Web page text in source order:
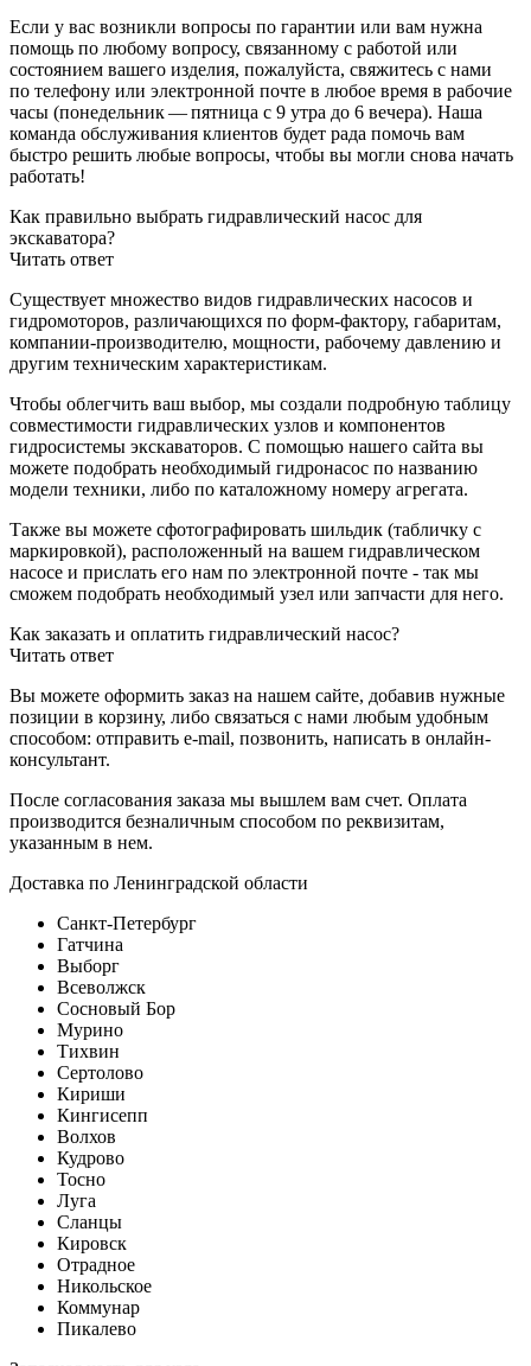
Если у вас возникли вопросы по гарантии или вам нужна
помощь по любому вопросу, связанному с работой или
состоянием вашего изделия, пожалуйста, свяжитесь с нами
по телефону или электронной почте в любое время в рабочие
часы (понедельник — пятница с 9 утра до 6 вечера). Наша
команда обслуживания клиентов будет рада помочь вам
быстро решить любые вопросы, чтобы вы могли снова начать
работать!
Как правильно выбрать гидравлический насос для
экскаватора?
Читать ответ
Существует множество видов гидравлических насосов и
гидромоторов, различающихся по форм-фактору, габаритам,
компании-производителю, мощности, рабочему давлению и
другим техническим характеристикам.
Чтобы облегчить ваш выбор, мы создали подробную таблицу
совместимости гидравлических узлов и компонентов
гидросистемы экскаваторов. С помощью нашего сайта вы
можете подобрать необходимый гидронасос по названию
модели техники, либо по каталожному номеру агрегата.
Также вы можете сфотографировать шильдик (табличку с
маркировкой), расположенный на вашем гидравлическом
насосе и прислать его нам по электронной почте - так мы
сможем подобрать необходимый узел или запчасти для него.
Как заказать и оплатить гидравлический насос?
Читать ответ
Вы можете оформить заказ на нашем сайте, добавив нужные
позиции в корзину, либо связаться с нами любым удобным
способом: отправить e-mail, позвонить, написать в онлайн-
консультант.
После согласования заказа мы вышлем вам счет. Оплата
производится безналичным способом по реквизитам,
указанным в нем.
Доставка по Ленинградской области
Санкт-Петербург
Гатчина
Выборг
Всеволжск
Сосновый Бор
Мурино
Тихвин
Сертолово
Кириши
Кингисепп
Волхов
Кудрово
Тосно
Луга
Сланцы
Кировск
Отрадное
Никольское
Коммунар
Пикалево